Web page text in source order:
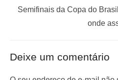
o
a
i
P
m
Semifinais da Copa do
onde
Deixe um comentário